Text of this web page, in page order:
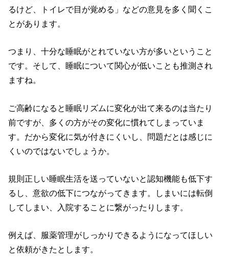
るけど、トイレで目が覚める」などの意見を多く聞くこ
とがあります。
つまり、十分な睡眠がとれていない方が多いということ
です。そして、睡眠について関心が低いことも推測され
ますね。
ご高齢になると睡眠リズムに変化が出て来るのは当たり
前ですが、多くの方がその変化に慣れてしまっていま
す。だから変化に気が付きにくいし、問題だとは感じに
くいのではないでしょうか。
規則正しい睡眠生活を送っていないと認知機能も低下す
るし、意欲の低下につながってきます。しまいには転倒
してしまい、入院することに繋がったりします。
例えば、服薬管理がしっかりできるようになってほしい
と依頼がきたとします。